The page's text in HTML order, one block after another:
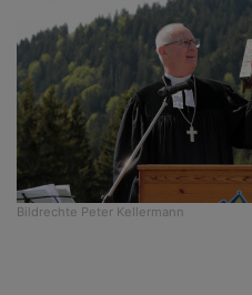
Bildrechte Peter Kellermann